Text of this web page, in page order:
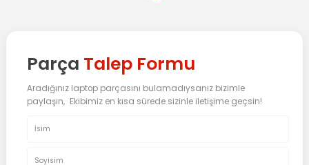
Parça Talep Formu
Aradığınız laptop parçasını bulamadıysanız bizimle
paylaşın, Ekibimiz en kısa sürede sizinle iletişime geçsin!